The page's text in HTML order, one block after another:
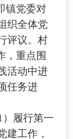
镇党委对
织全体党
评议。村
，重点围
活动中进
任务进
）履行第一
建工作，